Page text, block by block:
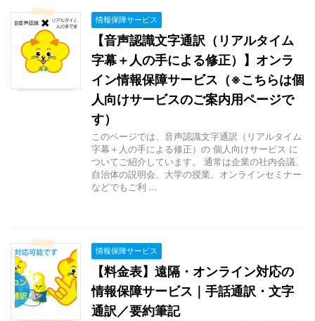
情報保障サービス
【音声認識文字通訳（リアルタイム
字幕＋人の手による修正）】オンラ
イン情報保障サービス（※こちらは個
人向けサービスのご案内用ページで
す）
このページでは、音声認識文字通訳（リアルタイム
字幕＋人の手による修正）の 個人向けサービス に
ついてご紹介しています。 通常は企業の社内会議、
自治体の説明会、大学の授業、オンラインセミナー
などでもご利 ...
情報保障サービス
【料金表】遠隔・オンライン対応の
情報保障サービス｜手話通訳・文字
通訳／要約筆記